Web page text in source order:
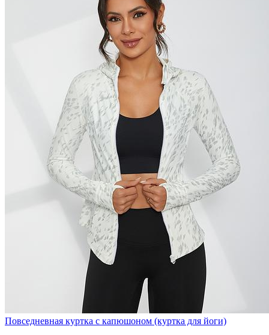
Повседневная куртка с капюшоном (куртка для йоги)